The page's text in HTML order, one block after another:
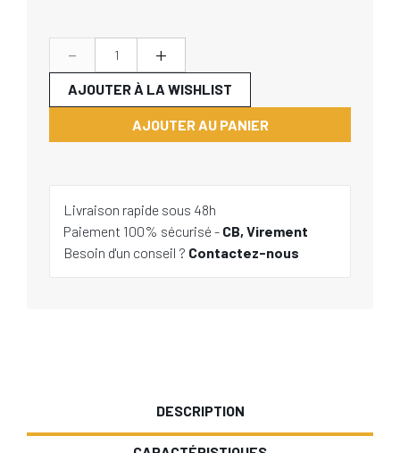
- +
AJOUTER AU PANIER
AJOUTER À LA WISHLIST
Livraison rapide sous 48h
Paiement 100% sécurisé - CB, Virement
Besoin d'un conseil ? Contactez-nous
DESCRIPTION